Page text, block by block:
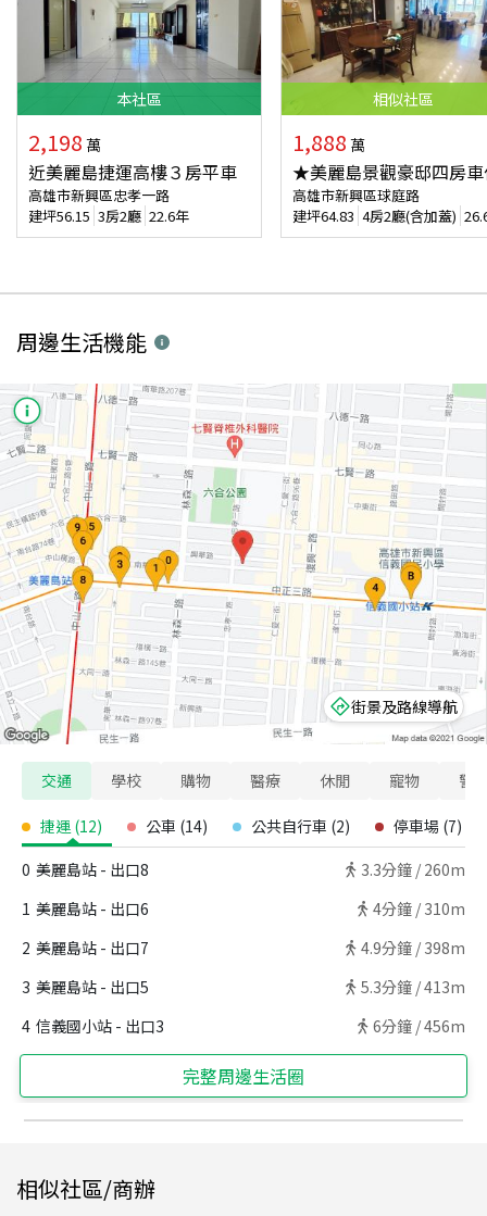
本社區
2,198 萬
近美麗島捷運高樓３房平車
高雄市新興區忠孝一路
建坪56.15 3房2廳 22.6年
相似社區
1,888 萬
★美麗島景觀豪邸四房
高雄市新興區球庭路
建坪64.83 4房2廳(含加蓋)
周邊生活機能
街景及路線導航
交通 學校 購物 醫療 休閒 寵物 警
捷運 (12) 公車 (14) 公共自行車 (2) 停車場 (7)
0 美麗島站 - 出口8 3.3分鐘 / 260m
1 美麗島站 - 出口6 4分鐘 / 310m
2 美麗島站 - 出口7 4.9分鐘 / 398m
3 美麗島站 - 出口5 5.3分鐘 /413m
4 信義國小站 - 出口3 6分鐘 /456m
完整周邊生活圈
相似社區/商辦